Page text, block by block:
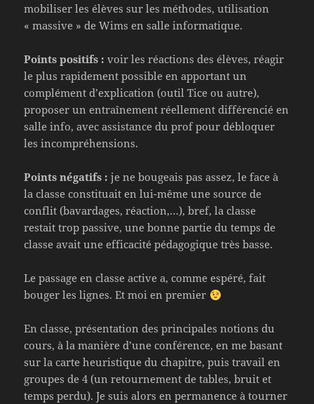
mobiliser les élèves sur les méthodes, utilisation
« massive » de Wims en salle informatique.
Points positifs : voir les réactions des élèves, réagir
le plus rapidement possible en apportant un
complément d’explication (outil Tice ou autre),
proposer un entraînement réellement différencié en
salle info, avec assistance du prof pour débloquer
les incompréhensions.
Points négatifs : je ne bougeais pas assez, le face à
la classe constituait en lui-même une source de
conflit (bavardages, réaction,…), bref, la classe
restait trop passive, une bonne partie du temps de
classe avait une efficacité pédagogique très basse.
Le passage en classe active a, comme espéré, fait
bouger les lignes. Et moi en premier
En classe, présentation des principales notions du
cours, à la manière d’une conférence, en me basant
sur la carte heuristique du chapitre, puis travail en
groupes de 4 (un retournement de tables, bruit et
temps perdu). Je suis alors en permanence à tourner